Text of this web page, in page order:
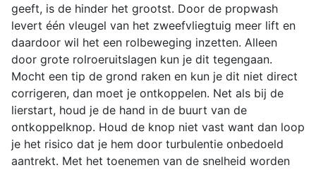
geeft, is de hinder het grootst. Door de propwash
levert één vleugel van het zweefvliegtuig meer lift en
daardoor wil het een rolbeweging inzetten. Alleen
door grote rolroeruitslagen kun je dit tegengaan.
Mocht een tip de grond raken en kun je dit niet direct
corrigeren, dan moet je ontkoppelen. Net als bij de
lierstart, houd je de hand in de buurt van de
ontkoppelknop. Houd de knop niet vast want dan loop
je het risico dat je hem door turbulentie onbedoeld
aantrekt. Met het toenemen van de snelheid worden